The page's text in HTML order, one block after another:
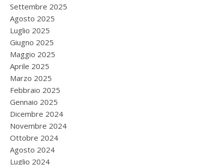
Settembre 2025
Agosto 2025
Luglio 2025
Giugno 2025
Maggio 2025
Aprile 2025
Marzo 2025
Febbraio 2025
Gennaio 2025
Dicembre 2024
Novembre 2024
Ottobre 2024
Agosto 2024
Luglio 2024